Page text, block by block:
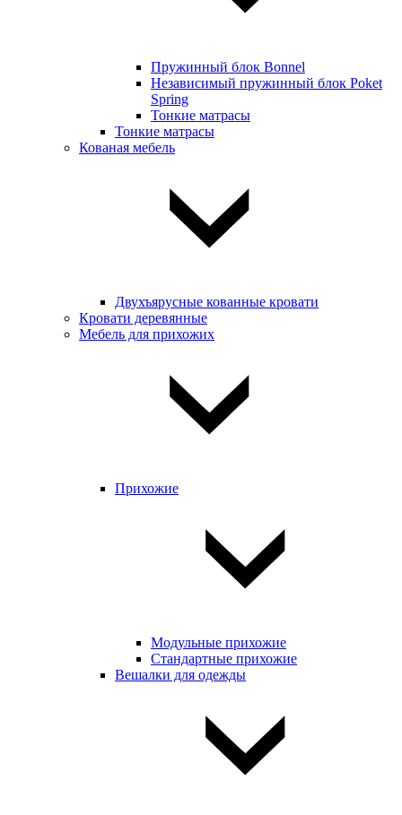
Пружинный блок Bonnel
Независимый пружинный блок Poket
Spring
Тонкие матрасы
Тонкие матрасы
Кованая мебель
Двухъярусные кованные кровати
Кровати деревянные
Мебель для прихожих
Прихожие
Модульные прихожие
Стандартные прихожие
Вешалки для одежды